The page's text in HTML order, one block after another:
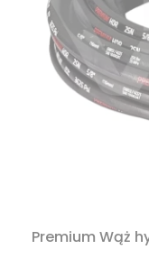
Premium Wąż